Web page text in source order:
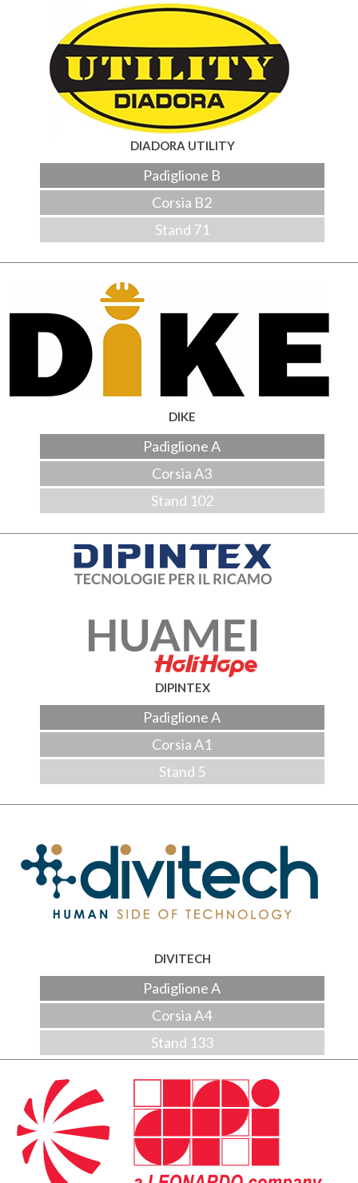
DIADORA UTILITY
Padiglione B
Corsia B2
Stand 71
DIKE
Padiglione A
Corsia A3
Stand 102
DIPINTEX
Padiglione A
Corsia A1
Stand 5
DIVITECH
Padiglione A
Corsia A4
Stand 133